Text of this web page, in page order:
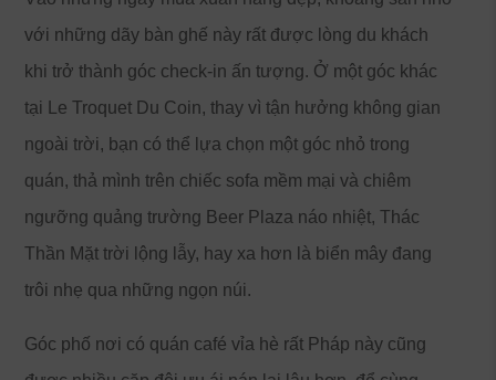
với những dãy bàn ghế này rất được lòng du khách
khi trở thành góc check-in ấn tượng. Ở một góc khác
tại Le Troquet Du Coin, thay vì tận hưởng không gian
ngoài trời, bạn có thể lựa chọn một góc nhỏ trong
quán, thả mình trên chiếc sofa mềm mại và chiêm
ngưỡng quảng trường Beer Plaza náo nhiệt, Thác
Thần Mặt trời lộng lẫy, hay xa hơn là biển mây đang
trôi nhẹ qua những ngọn núi.
Góc phố nơi có quán café vỉa hè rất Pháp này cũng